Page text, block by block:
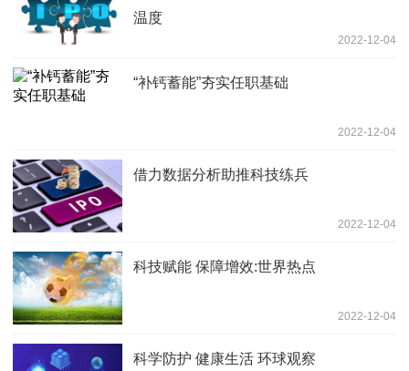
温度
2022-12-04
“补钙蓄能”夯实任职基础
2022-12-04
借力数据分析助推科技练兵
2022-12-04
科技赋能 保障增效:世界热点
2022-12-04
科学防护 健康生活 环球观察